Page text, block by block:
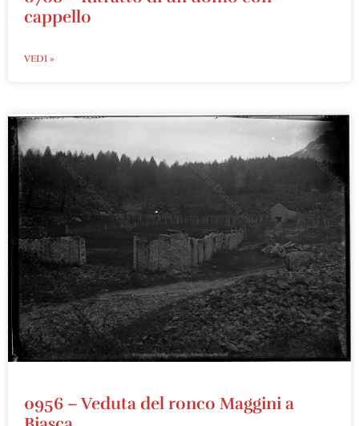
cappello
VEDI »
0956 – Veduta del ronco Maggini a